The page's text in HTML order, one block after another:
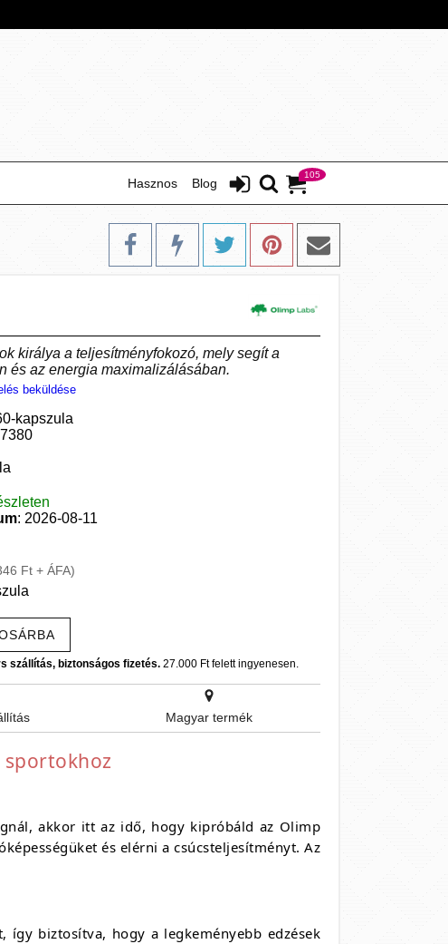
105
Blog
Hasznos
királya a teljesítményfokozó, mely segít a
és az energia maximalizálásában.
beküldése
kapszula
: 2026-08-11
Ft + ÁFA)
szállítás, biztonságos fizetés. 27.000 Ft felett ingyenesen.
Magyar termék
sportokhoz
akkor itt az idő, hogy kipróbáld az Olimp
és elérni a csúcsteljesítményt. Az
így biztosítva, hogy a legkeményebb edzések